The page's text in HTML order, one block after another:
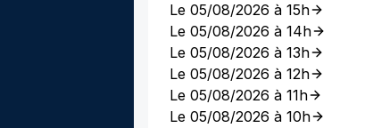
Le 05/08/2026 à 15h
Le 05/08/2026 à 14h
Le 05/08/2026 à 13h
Le 05/08/2026 à 12h
Le 05/08/2026 à 11h
Le 05/08/2026 à 10h